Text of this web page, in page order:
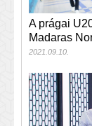
A prágai
Madaras
2021.09.10.